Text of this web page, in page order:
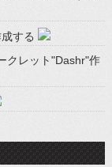
する
クレット"Dashr"作